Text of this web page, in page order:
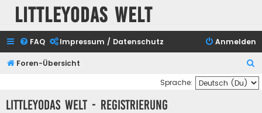
Littleyodas Welt
FAQ Impressum / Datenschutz Anmelden
Foren-Übersicht
u
c
Sprache:
Littleyodas Welt - Registrierung